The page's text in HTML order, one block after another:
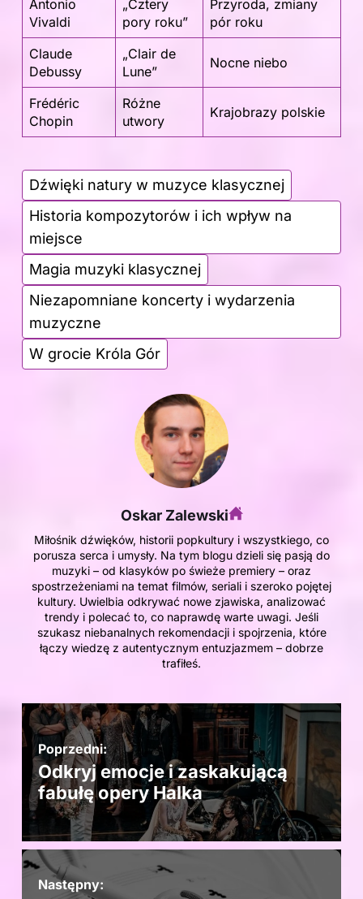
Antonio
Vivaldi
„Cztery
pory roku”
Przyroda, zmiany
pór roku
Claude
Debussy
„Clair de
Lune”
Nocne niebo
Frédéric
Chopin
Różne
utwory
Krajobrazy polskie
Dźwięki natury w muzyce klasycznej
Historia kompozytorów i ich wpływ na
miejsce
Magia muzyki klasycznej
Niezapomniane koncerty i wydarzenia
muzyczne
W grocie Króla Gór
Oskar Zalewski
Miłośnik dźwięków, historii popkultury i wszystkiego, co
porusza serca i umysły. Na tym blogu dzieli się pasją do
muzyki – od klasyków po świeże premiery – oraz
spostrzeżeniami na temat filmów, seriali i szeroko pojętej
kultury. Uwielbia odkrywać nowe zjawiska, analizować
trendy i polecać to, co naprawdę warte uwagi. Jeśli
szukasz niebanalnych rekomendacji i spojrzenia, które
łączy wiedzę z autentycznym entuzjazmem – dobrze
trafiłeś.
Poprzedni:
Odkryj emocje i zaskakującą
fabułę opery Halka
Następny: